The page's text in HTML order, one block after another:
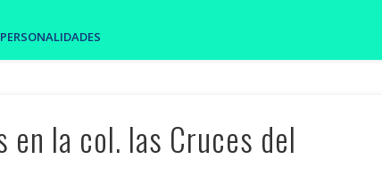
PERSONALIDADES
la col. las Cruces del